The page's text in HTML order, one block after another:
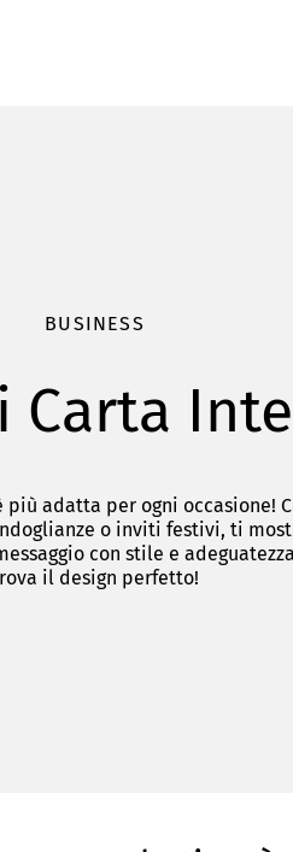
BUSINESS
Carta
adatta per ogni occasione!
o inviti festivi, ti
con stile e
il design perfetto!